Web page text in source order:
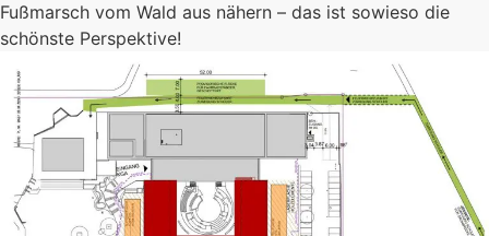
Fußmarsch vom Wald aus nähern – das ist sowieso die
schönste Perspektive!